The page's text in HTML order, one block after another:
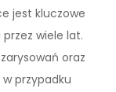
jest kluczowe
wiele lat.
oraz
przypadku